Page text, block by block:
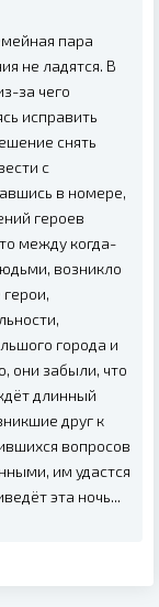
пара
не ладятся. В
за чего
исправить
снять
с
в номере,
героев
между когда-
возникло
города и
они забыли, что
длинный
друг к
вопросов
им удастся
эта ночь...